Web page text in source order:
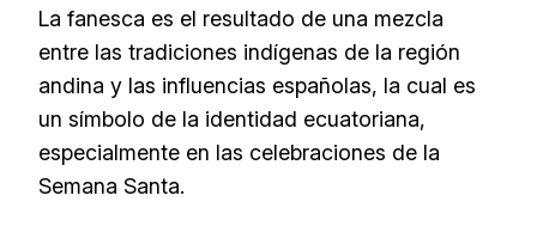
La fanesca es el resultado de una mezcla
entre las tradiciones indígenas de la región
andina y las influencias españolas, la cual es
un símbolo de la identidad ecuatoriana,
especialmente en las celebraciones de la
Semana Santa.